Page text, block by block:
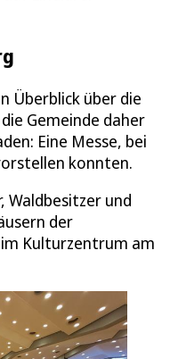
Überblick über die
Gemeinde daher
Eine Messe, bei
konnten.
Waldbesitzer und
der
Kulturzentrum am